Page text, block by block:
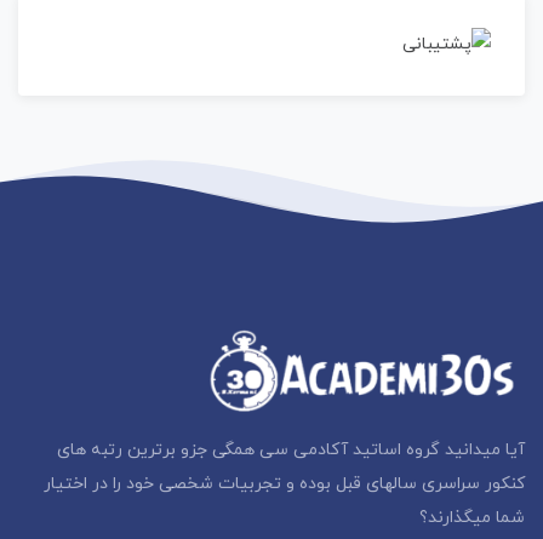
آیا میدانید گروه اساتید آکادمی سی همگی جزو برترین رتبه های
کنکور سراسری سالهای قبل بوده و تجربیات شخصی خود را در اختیار
شما میگذارند؟